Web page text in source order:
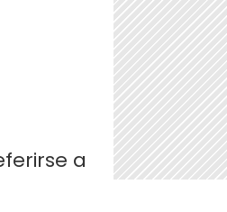
a